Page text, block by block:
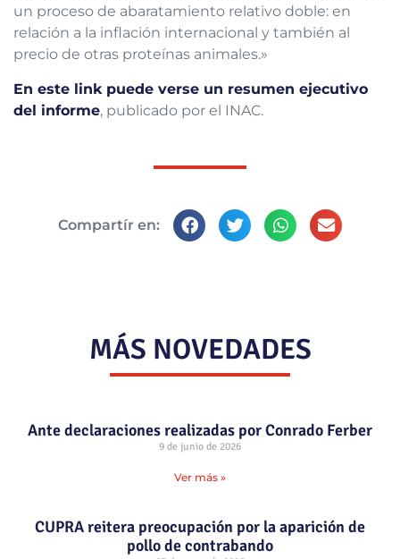
un proceso de abaratamiento relativo doble: en
relación a la inflación internacional y también al
precio de otras proteínas animales.»
En este link puede verse un resumen ejecutivo
del informe, publicado por el INAC.
Compartír en:
MÁS NOVEDADES
Ante declaraciones realizadas por Conrado Ferber
9 de junio de 2026
Ver más »
CUPRA reitera preocupación por la aparición de
pollo de contrabando